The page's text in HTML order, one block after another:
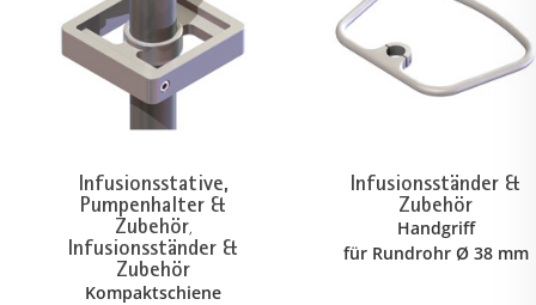
Infusionsstative,
Pumpenhalter &
Zubehör,
Infusionsständer &
Zubehör
Kompaktschiene
Infusionsständer &
Zubehör
Handgriff
für Rundrohr Ø 38 mm